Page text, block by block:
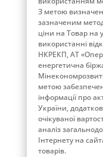
З метою
зазначеним
ціни на Товар на
використанні
НКРЕКП, АТ
енергетична
метою
інформації про
України,
очікуваної
аналіз
Інтернету на
товарів.